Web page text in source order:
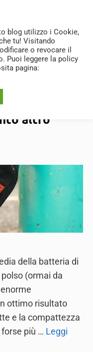
autonomia,
altro
della batteria di
polso (ormai da
ottimo risultato
e la compattezza
più … Leggi
blog utilizzo i Cookie,
tu! Visitando
o revocare il
Puoi leggere la policy
pagina: